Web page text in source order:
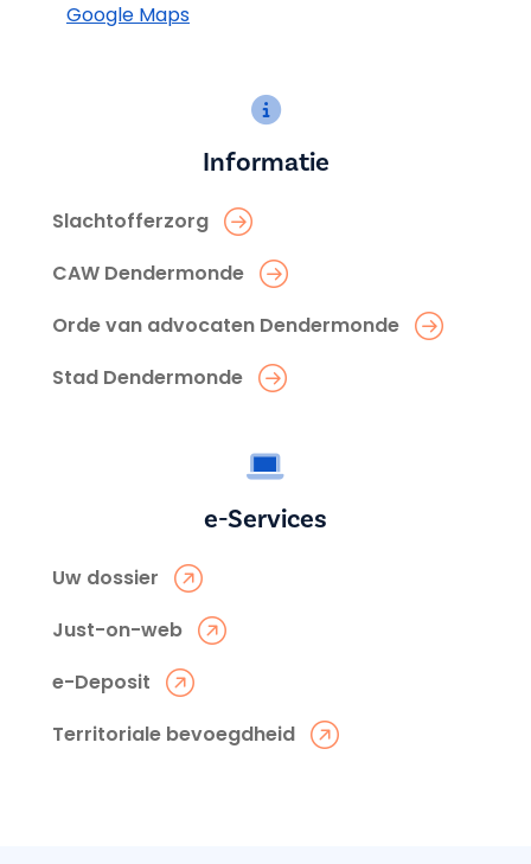
Google Maps
Informatie
Slachtofferzorg
CAW Dendermonde
Orde van advocaten Dendermonde
Stad Dendermonde
e-Services
Uw dossier
Just-on-web
e-Deposit
Territoriale bevoegdheid